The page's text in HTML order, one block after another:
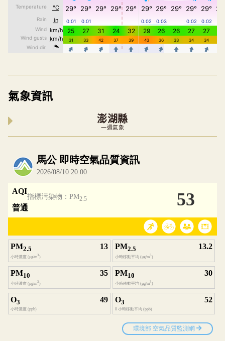
氣象資訊
澎湖縣
一週氣象
內嵌空氣品質小工具為視覺預覽，完整即時空